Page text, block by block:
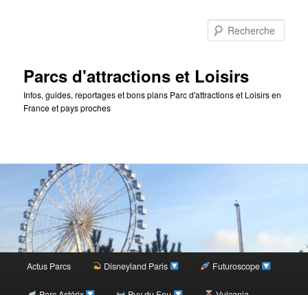
Parcs d'attractions et Loisirs
Infos, guides, reportages et bons plans Parc d'attractions et Loisirs en
France et pays proches
Menu
Aller
Actus Parcs Disneyland Paris Futuroscope